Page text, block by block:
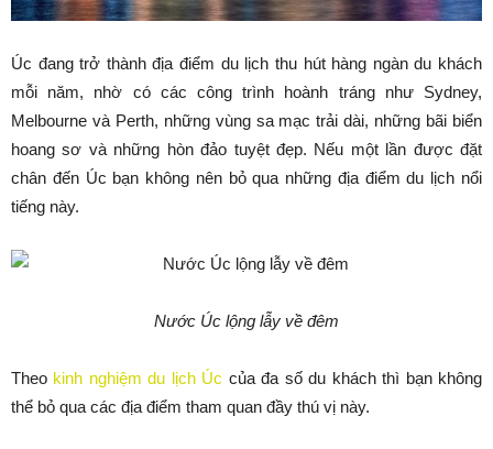
Úc đang trở thành địa điểm du lịch thu hút hàng ngàn du khách
mỗi năm, nhờ có các công trình hoành tráng như Sydney,
Melbourne và Perth, những vùng sa mạc trải dài, những bãi biển
hoang sơ và những hòn đảo tuyệt đẹp. Nếu một lần được đặt
chân đến Úc bạn không nên bỏ qua những địa điểm du lịch nổi
tiếng này.
Nước Úc lộng lẫy về đêm
Theo kinh nghiệm du lịch Úc của đa số du khách thì bạn không
thể bỏ qua các địa điểm tham quan đầy thú vị này.